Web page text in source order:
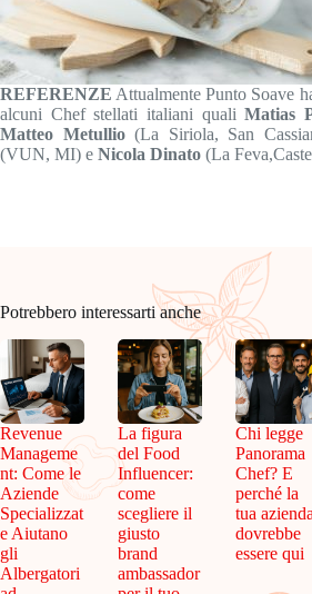
REFERENZE Attualmente Punto Soave
alcuni Chef stellati italiani qualiMatias
Matteo Metullio(La Siriola, San
(VUN, MI) e Nicola Dinato (La
Potrebbero interessarti anche
Revenue
Manageme
nt: Come le
Aziende
Specializzat
e Aiutano
gli
Albergatori
La figura
del Food
Influencer:
come
scegliere il
giusto
brand
ambassador
Chi legge
Panorama
Chef? E
perché la
tua azienda
dovrebbe
essere qui